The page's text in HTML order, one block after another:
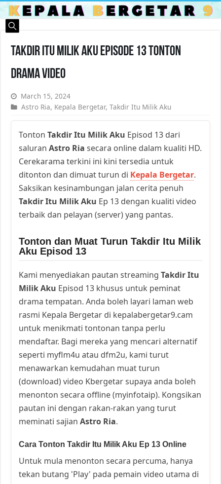
Takdir Itu Milik Aku Episode 13 Tonton
Drama Video
March 15, 2024
Astro Ria, Kepala Bergetar,Takdir Itu Milik Aku
TontonTakdir Itu Milik Aku Episod 13 dari
saluranAstro Ria secara online dalam kualiti HD.
Cerekarama terkini ini kini tersedia untuk
ditonton dan dimuat turun di Kepala Bergetar.
Saksikan kesinambungan jalan cerita penuh
Takdir Itu Milik Aku Ep 13 dengan kualiti video
terbaik dan pelayan (server) yang pantas.
Tonton dan Muat Turun Takdir Itu Milik
Aku Episod 13
Kami menyediakan pautan streamingTakdir Itu
Milik Aku Episod 13 khusus untuk peminat
drama tempatan. Anda boleh layari laman web
rasmi Kepala Bergetar di kepalabergetar9.cam
untuk menikmati tontonan tanpa perlu
mendaftar. Bagi mereka yang mencari alternatif
seperti myflm4u atau dfm2u, kami turut
menawarkan kemudahan muat turun
(download) video Kbergetar supaya anda boleh
menonton secara offline (myinfotaip). Kongsikan
pautan ini dengan rakan-rakan yang turut
meminati sajianAstro Ria.
Cara Tonton Takdir Itu Milik Aku Ep 13 Online
Untuk mula menonton secara percuma, hanya
tekan butang 'Play' pada pemain video utama di